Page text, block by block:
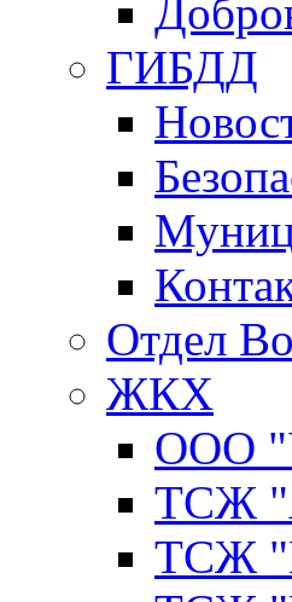
ГИБДД
Отдел
ЖКХ
ООО
ТСЖ
ТСЖ